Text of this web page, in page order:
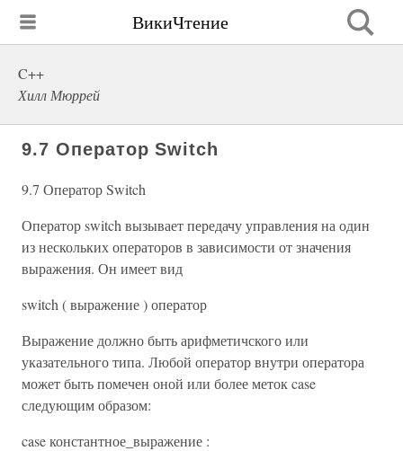
ВикиЧтение
C++
Хилл Мюррей
9.7 Оператор Switch
9.7 Оператор Switch
Оператор switch вызывает передачу управления на один
из нескольких операторов в зависимости от значения
выражения. Он имеет вид
switch ( выражение ) оператор
Выражение должно быть арифметичского или
указательного типа. Любой оператор внутри оператора
может быть помечен оной или более меток case
следующим образом:
case константное_выражение :